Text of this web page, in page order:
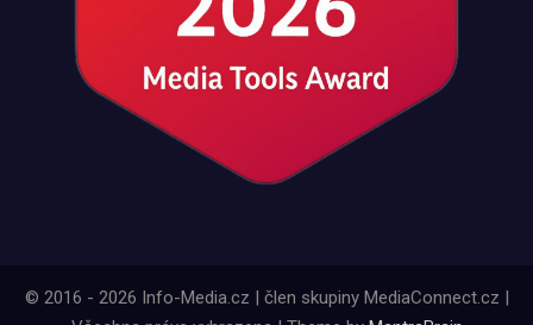
© 2016 - 2026 Info-Media.cz | člen skupiny MediaConnect.cz |